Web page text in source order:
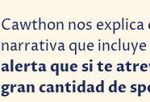
Cawthon nos explica
narrativa que incluye
alerta que si te
gran cantidad de